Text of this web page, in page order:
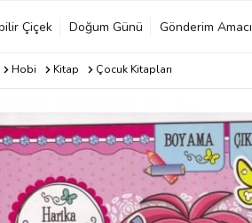
Çiçek Doğum Günü Gönderim Amacı
Hobi Kitap Çocuk Kitapları